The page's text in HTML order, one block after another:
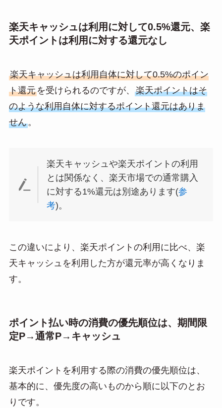
楽天キャッシュは利用に対して0.5%還元、楽
天ポイントは利用に対する還元なし
楽天キャッシュは利用自体に対して0.5%のポイン
ト還元を受けられるのですが、 楽天ポイントはそ
のような利用自体に対するポイント還元はありま
せん。
楽天キャッシュや楽天ポイントの利用
とは関係なく、楽天市場での通常購入
に対する1%還元は別途あります(参
考)。
この違いにより、楽天ポイントの利用に比べ、楽
天キャッシュを利用した方が還元率が高くなりま
す。
ポイント払い時の消費の優先順位は、期間限
定P→通常P→キャッシュ
楽天ポイントを利用する際の消費の優先順位は、
基本的に、優先度の高いものから順に以下のとお
りです。